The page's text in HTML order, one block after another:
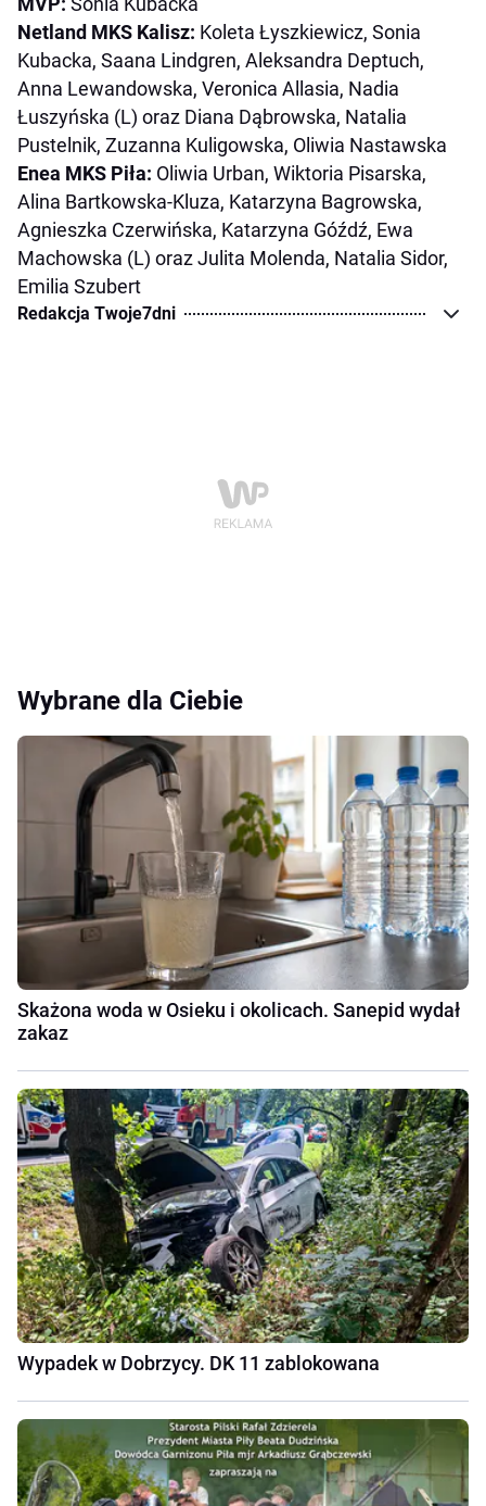
Netland MKS Kalisz: Koleta Łyszkiewicz, Sonia
Kubacka, Saana Lindgren, Aleksandra Deptuch,
Anna Lewandowska, Veronica Allasia, Nadia
Łuszyńska (L) oraz Diana Dąbrowska, Natalia
Pustelnik, Zuzanna Kuligowska, Oliwia Nastawska
Enea MKS Piła: Oliwia Urban, Wiktoria Pisarska,
Alina Bartkowska-Kluza, Katarzyna Bagrowska,
Agnieszka Czerwińska, Katarzyna Góźdź, Ewa
Machowska (L) oraz Julita Molenda, Natalia Sidor,
Emilia Szubert
Redakcja Twoje7dni
Wybrane dla Ciebie
Skażona woda w Osieku i okolicach. Sanepid wydał
zakaz
Wypadek w Dobrzycy. DK 11 zablokowana